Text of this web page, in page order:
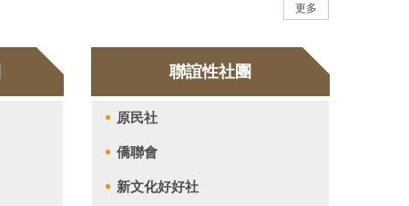
更多
聯誼性社團
原民社
僑聯會
新文化好好社